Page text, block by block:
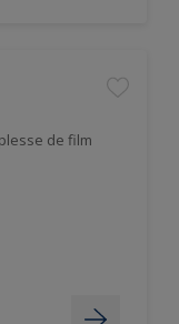
de film